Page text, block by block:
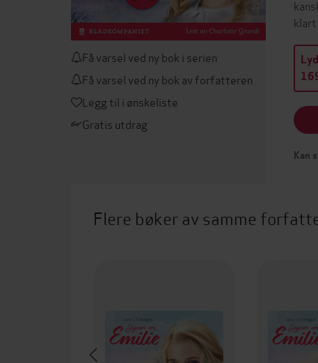
Få varsel ved ny bok i serien
Få varsel ved ny bok av forfatteren
Legg til i ønskeliste
Gratis utdrag
klart
Kan
Flere bøker av samme